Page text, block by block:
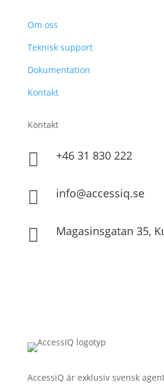
Om oss
Teknisk support
Dokumentation
Kontakt
Kontakt
 +46 31 830 222
 info@accessiq.se
 Magasinsgatan 35,
AccessiQ är exklusiv svensk